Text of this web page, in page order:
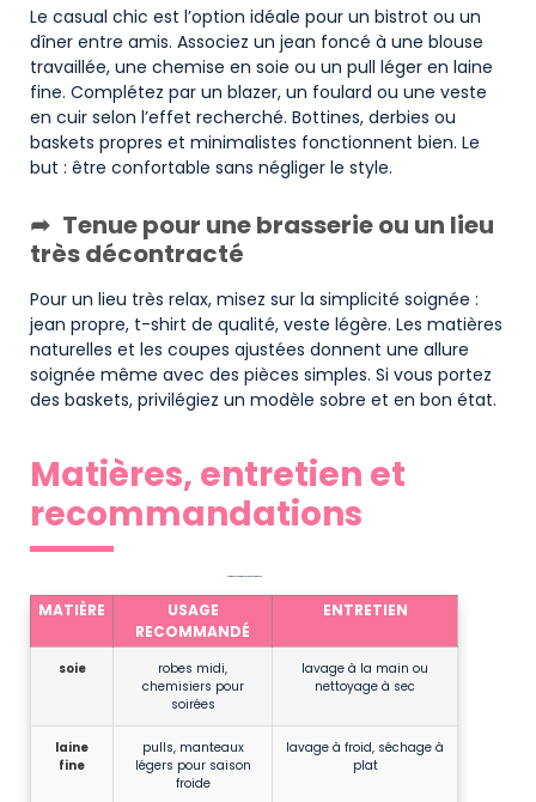
Le casual chic est l’option idéale pour un bistrot ou un
dîner entre amis. Associez un jean foncé à une blouse
travaillée, une chemise en soie ou un pull léger en laine
fine. Complétez par un blazer, un foulard ou une veste
en cuir selon l’effet recherché. Bottines, derbies ou
baskets propres et minimalistes fonctionnent bien. Le
but : être confortable sans négliger le style.
Tenue pour une brasserie ou un lieu
très décontracté
Pour un lieu très relax, misez sur la simplicité soignée :
jean propre, t-shirt de qualité, veste légère. Les matières
naturelles et les coupes ajustées donnent une allure
soignée même avec des pièces simples. Si vous portez
des baskets, privilégiez un modèle sobre et en bon état.
Matières, entretien et
recommandations
MATIÈRE
USAGE
RECOMMANDÉ
ENTRETIEN
soie
robes midi,
chemisiers pour
soirées
lavage à la main ou
nettoyage à sec
laine
fine
pulls, manteaux
légers pour saison
froide
lavage à froid, séchage à
plat